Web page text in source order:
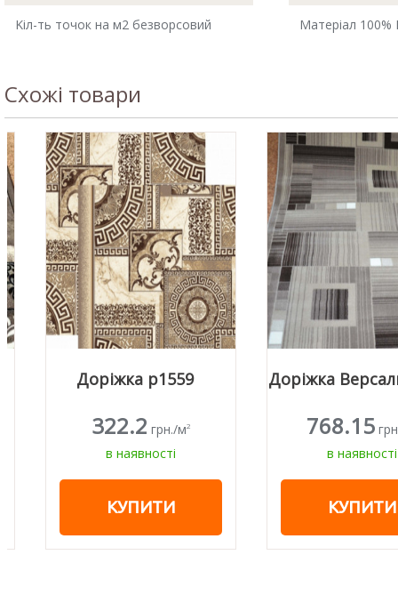
Kіл-ть точок на м2 безворсовий Матеріал 100%
Схожі товари
Доріжка р1559
322.2грн./м 2
в наявності
КУПИТИ
Доріжка Версаль
768.15грн./м 2
в наявності
КУПИТИ